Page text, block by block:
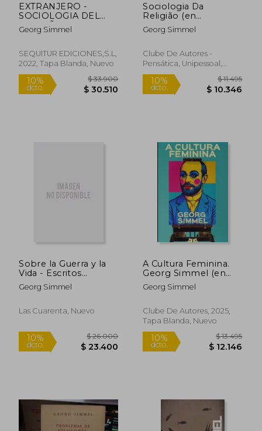
10%
dcto.
EXTRANJERO -
SOCIOLOGIA DEL
EXTRAÑO, EL
Georg Simmel
SEQUITUR EDICIONES,S.L,
2022, Tapa Blanda, Nuevo
Sociologia Da
Religião (en
Portugués)
Georg Simmel
Clube De Autores -
Pensática, Unipessoal,
2024, Tapa Blanda, Nuevo
Sobre la Guerra y la
Vida - Escritos
Belicistas
Georg Simmel
Las Cuarenta, Nuevo
A Cultura Feminina.
Georg Simmel (en
Portugués,)
Georg Simmel
Clube De Autores, 2025,
Tapa Blanda, Nuevo